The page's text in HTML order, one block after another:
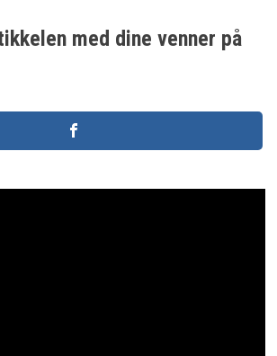
med dine venner på